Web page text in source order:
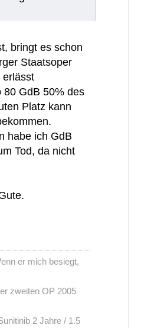
bringt es schon
Staatsoper
erlässt
80 GdB 50% des
Platz kann
habe ich GdB
Tod, da nicht
er mich besiegt,
zweiten OP 2005
2 Jahre / 1.5